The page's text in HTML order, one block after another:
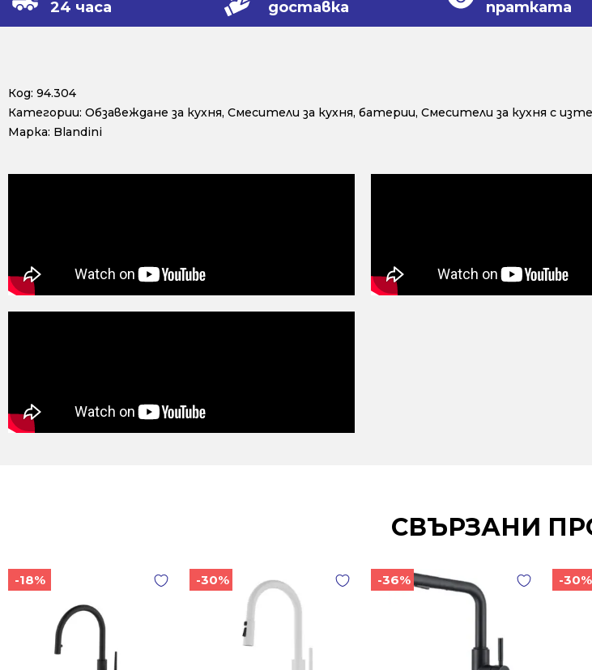
24 часа
доставка
пратката
Код: 94.304
Категории: Обзавеждане за кухня, Смесители за кухня, батерии, Смесители за кухня с
Марка: Blandini
СВЪРЗАНИ
-18% -30% -36% -30%